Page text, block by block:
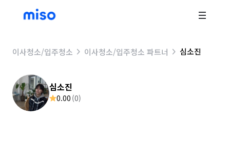
이사청소/입주청소 이사청소/입주청소 파트너 심소진
심소진
0.00 (0)